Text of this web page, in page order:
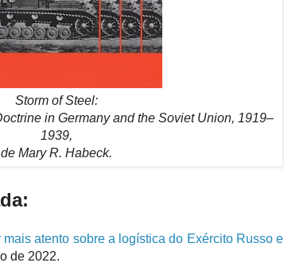
Storm of Steel:
in Germany and the Soviet Union, 1919–
1939,
de Mary R. Habeck.
atento sobre a logística do Exército Russo e
de 2022.